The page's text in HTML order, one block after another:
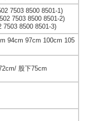
7503 8500 8501-1)
7503 8500 8501-2)
7503 8500 8501-3)
94cm 97cm 100cm 105
股下75cm